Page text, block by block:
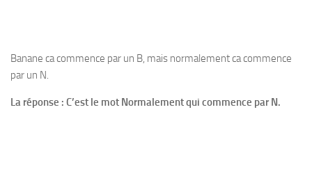
Banane ca commence par un B, mais normalement ca commence
par un N.
La réponse : C’est le mot Normalement qui commence par N.